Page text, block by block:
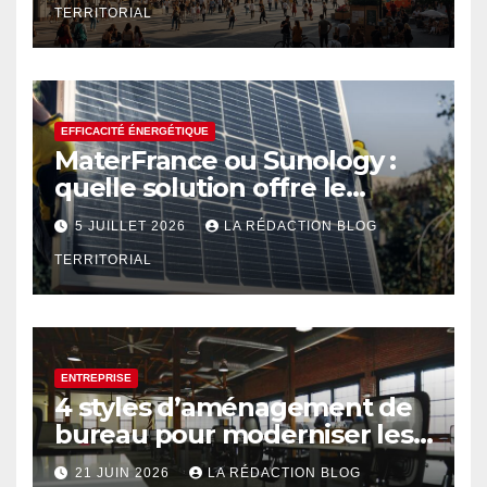
TERRITORIAL
EFFICACITÉ ÉNERGÉTIQUE
MaterFrance ou Sunology :
quelle solution offre le
meilleur rendement ?
5 JUILLET 2026 LA RÉDACTION BLOG
TERRITORIAL
ENTREPRISE
4 styles d’aménagement de
bureau pour moderniser les
espaces professionnels
21 JUIN 2026 LA RÉDACTION BLOG